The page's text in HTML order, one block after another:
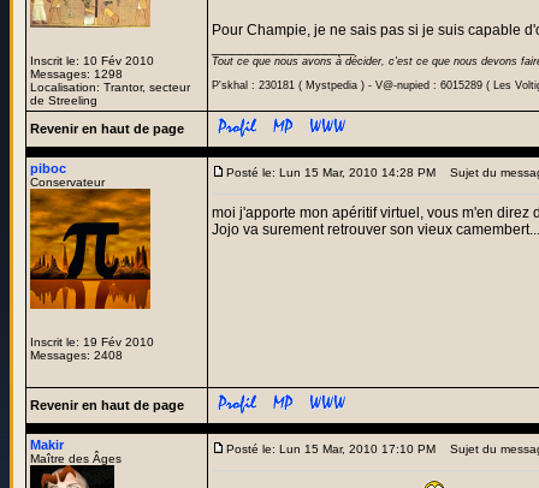
Inscrit le: 10 Fév 2010
Messages: 1298
Localisation: Trantor, secteur
de Streeling
Pour Champie, je ne sais pas si je suis capable
Tout ce que nous avons à décider, c'est ce que nous devons
P'skhal : 230181 ( Mystpedia ) - V@-nupied : 6015289 ( Les
Revenir en haut de page
piboc
Conservateur
Inscrit le: 19 Fév 2010
Messages: 2408
Posté le: Lun 15 Mar, 2010 14:28 PM Sujet du
moi j'apporte mon apéritif virtuel, vous m'en direz
Jojo va surement retrouver son vieux camembert...
Revenir en haut de page
Makir
Maître des Âges
Posté le: Lun 15 Mar, 2010 17:10 PM Sujet du